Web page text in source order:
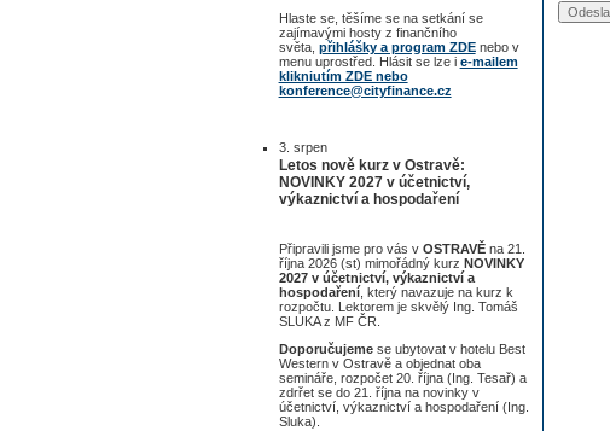
Hlaste se, těšíme se na setkání se
zajímavými hosty z finančního
světa, přihlášky a program ZDEnebo v
menu uprostřed. Hlásit se lze i e-mailem
klikniutím ZDE nebo
konference@cityfinance.cz
3. srpen
Letos nově kurz v Ostravě:
NOVINKY 2027 v účetnictví,
výkaznictví a hospodaření
Připravili jsme pro vás v OSTRAVĚna 21.
října 2026 (st) mimořádný kurz NOVINKY
2027 v účetnictví, výkaznictví a
hospodaření, který navazuje na kurz k
rozpočtu. Lektorem je skvělý Ing. Tomáš
SLUKA z MF ČR.
Doporučujemese ubytovat v hotelu Best
Western v Ostravě a objednat oba
semináře, rozpočet 20. října (Ing. Tesař) a
zdrřet se do 21. října na novinky v
účetnictví, výkaznictví a hospodaření (Ing.
Sluka).